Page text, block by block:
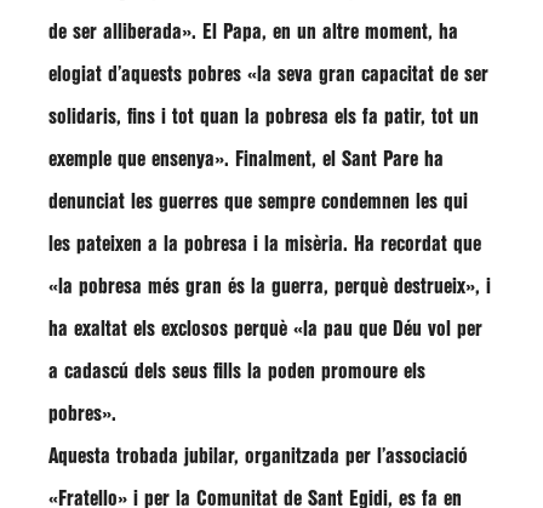
de ser alliberada». El Papa, en un altre moment, ha
elogiat d’aquests pobres «la seva gran capacitat de ser
solidaris, fins i tot quan la pobresa els fa patir, tot un
exemple que ensenya». Finalment, el Sant Pare ha
denunciat les guerres que sempre condemnen les qui
les pateixen a la pobresa i la misèria. Ha recordat que
«la pobresa més gran és la guerra, perquè destrueix», i
ha exaltat els exclosos perquè «la pau que Déu vol per
a cadascú dels seus fills la poden promoure els
pobres».
Aquesta trobada jubilar, organitzada per l’associació
«Fratello» i per la Comunitat de Sant Egidi, es fa en